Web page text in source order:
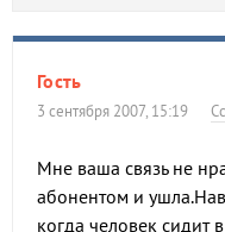
Гость
3 сентября 2007, 15:19
Мне ваша связь не
абонентом и
когда человек сидит